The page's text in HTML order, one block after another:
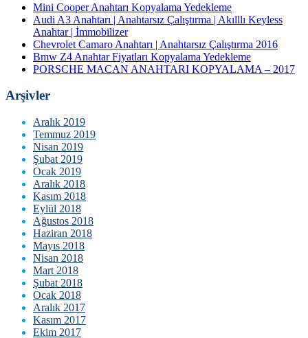
Mini Cooper Anahtarı Kopyalama Yedekleme
Audi A3 Anahtarı | Anahtarsız Çalıştırma | Akılllı Keyless
Anahtar | İmmobilizer
Chevrolet Camaro Anahtarı | Anahtarsız Çalıştırma 2016
Bmw Z4 Anahtar Fiyatları Kopyalama Yedekleme
PORSCHE MACAN ANAHTARI KOPYALAMA – 2017
Arşivler
Aralık 2019
Temmuz 2019
Nisan 2019
Şubat 2019
Ocak 2019
Aralık 2018
Kasım 2018
Eylül 2018
Ağustos 2018
Haziran 2018
Mayıs 2018
Nisan 2018
Mart 2018
Şubat 2018
Ocak 2018
Aralık 2017
Kasım 2017
Ekim 2017